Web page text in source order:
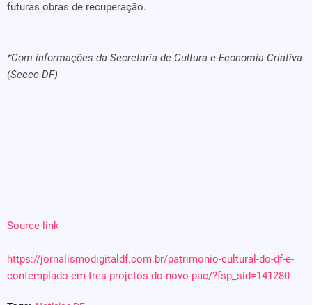
futuras obras de recuperação.
*Com informações da Secretaria de Cultura e Economia Criativa
(Secec-DF)
Source link
https://jornalismodigitaldf.com.br/patrimonio-cultural-do-df-e-
contemplado-em-tres-projetos-do-novo-pac/?fsp_sid=141280